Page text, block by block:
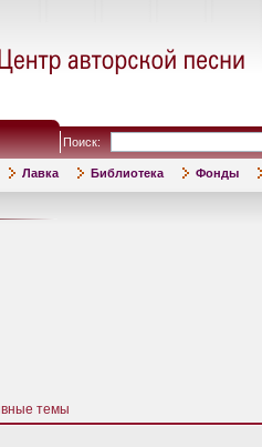
Поиск:
Лавка Библиотека Фонды
темы